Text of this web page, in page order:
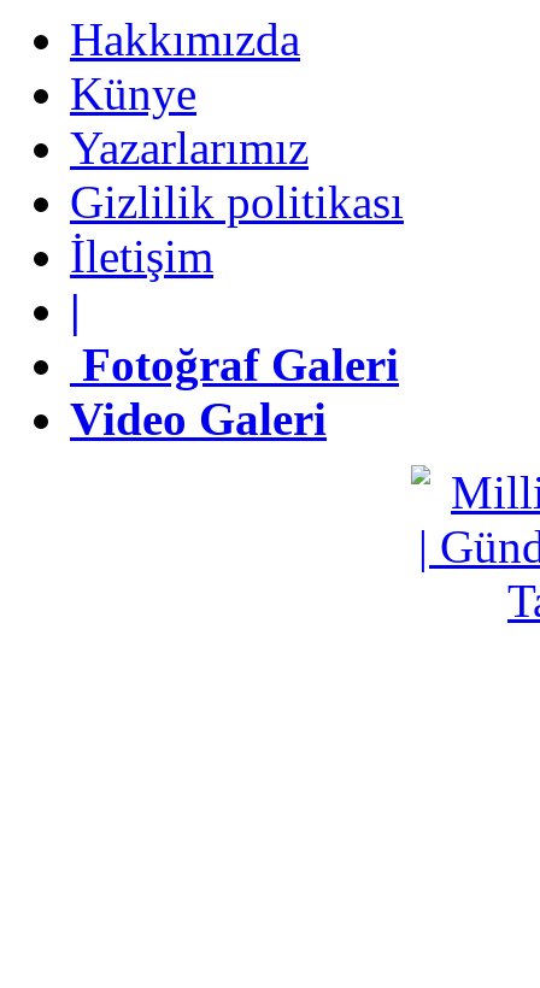
Künye
Yazarlarımız
Gizlilik politikası
İletişim
Fotoğraf Galeri
Video Galeri
Hakkımızda
Künye
Yazarlarımız
Gizlilik politikası
İletişim
|
Fotoğraf Galeri
Video Galeri